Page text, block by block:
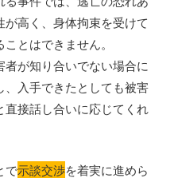
高く、身体拘束を受けて
ことはできません。
が知り合いでない場合に
入手できたとしても被害
接話し合いに応じてくれ
で示談交渉を着実に進めら